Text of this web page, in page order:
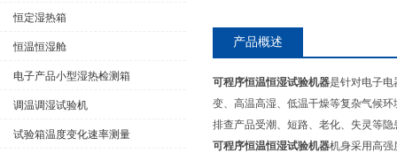
恒定湿热箱
恒温恒湿舱
电子产品小型湿热检测箱
调温调湿试验机
试验箱温度变化速率测量
产品概述
可程序恒温恒湿试验机器是针对电子电
变、高温高湿、低温干燥等复杂气候
排查产品受潮、短路、老化、失灵等
可程序恒温恒湿试验机器机身采用高强